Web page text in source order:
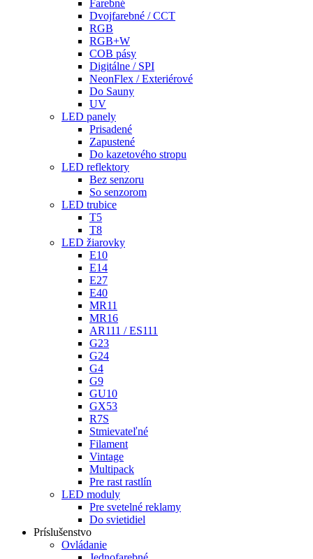
Farebné
Dvojfarebné / CCT
RGB
RGB+W
COB pásy
Digitálne / SPI
NeonFlex / Exteriérové
Do Sauny
UV
LED panely
Prisadené
Zapustené
Do kazetového stropu
LED reflektory
Bez senzoru
So senzorom
LED trubice
T5
T8
LED žiarovky
E10
E14
E27
E40
MR11
MR16
AR111 / ES111
G23
G24
G4
G9
GU10
GX53
R7S
Stmievateľné
Filament
Vintage
Multipack
Pre rast rastlín
LED moduly
Pre svetelné reklamy
Do svietidiel
Príslušenstvo
Ovládanie